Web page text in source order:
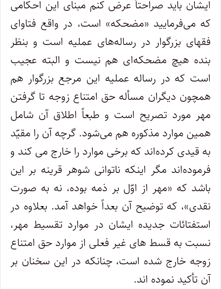
ایشان باید صراحتاً عرض کنم مبنای این احکامی
که می‌فرمایید «مضحکه» است، در واقع فتاوای
فقهای بزرگوار در رساله‌های عملیه است و بنظر
بنده هیچ مضحکه‌ای هم نیست و البته عجیب
است که در رساله عملیه این مرجع بزرگوار هم
همچون دیگران مسأله حق امتناع زوجه تا گرفتن
مهر مورد تصریح است و طبعاً اطلاق آن شامل
همین موارد مذکوره هم می‌شود. گرچه آن را مقیّد
به قیدی کرده‌اند که برخی موارد را خارج می کند و
فرموده‌اند مگر اینکه ناتوانی شوهر قرینه بر این
باشد که «مهر از اوّل بر ذمه بوده، نه به صورت
نقدی»، که توضیح آن بعداً خواهد آمد. بعلاوه در
استفتائات جدیده ایشان در موارد تقسیط مهر،
نسبت به قسط های غیر فعلی از موارد حق امتناع
زوجه خارج شده است، چنانکه در این سخنان بر
آن تأکید نموده اند.